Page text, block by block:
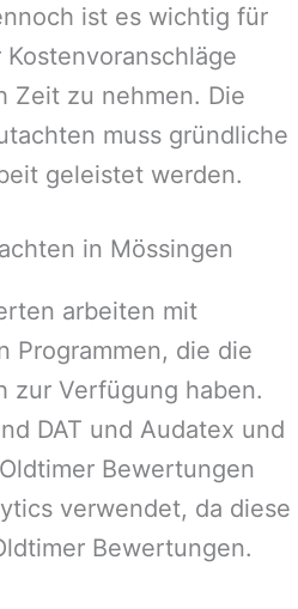
ist es wichtig für
Zeit zu nehmen. Die
muss gründliche
geleistet werden.
in Mössingen
arbeiten mit
Programmen, die die
zur Verfügung haben.
DAT und Audatex und
Bewertungen
verwendet, da diese
Bewertungen.